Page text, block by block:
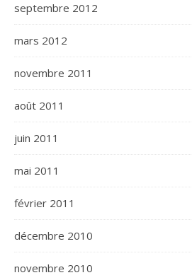
septembre 2012
mars 2012
novembre 2011
août 2011
juin 2011
mai 2011
février 2011
décembre 2010
novembre 2010